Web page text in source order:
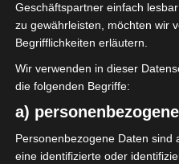
TORE
Tor
T. Mohamed
Geschäftspartner einfach
zu gewährleisten, möchten wir
Begrifflichkeiten erläutern.
Wir verwenden in dieser
die folgenden Begriffe:
a)
Personenbezogene Daten sind
eine identifizierte oder